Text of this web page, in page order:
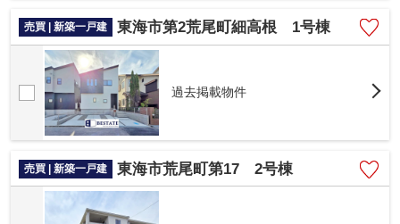
売買 | 新築一戸建 東海市第2荒尾町細高根 1号棟
過去掲載物件
売買 | 新築一戸建 東海市荒尾町第17 2号棟